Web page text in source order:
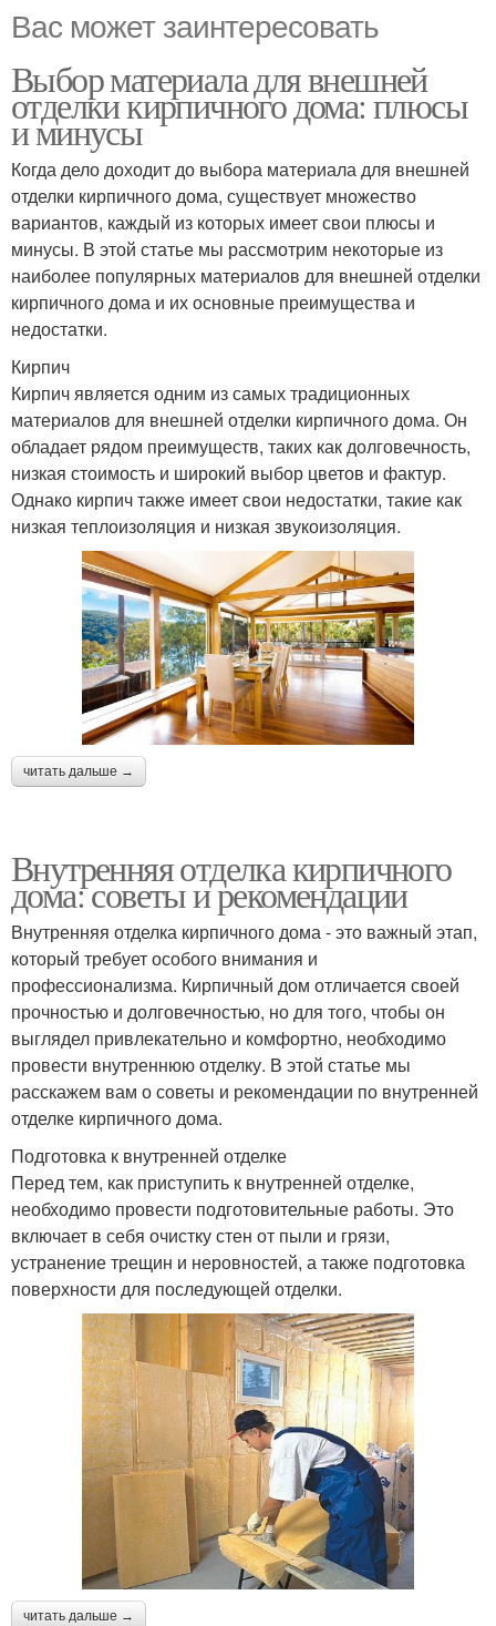
Вас может заинтересовать
Выбор материала для внешней
отделки кирпичного дома: плюсы
и минусы
Когда дело доходит до выбора материала для внешней
отделки кирпичного дома, существует множество
вариантов, каждый из которых имеет свои плюсы и
минусы. В этой статье мы рассмотрим некоторые из
наиболее популярных материалов для внешней отделки
кирпичного дома и их основные преимущества и
недостатки.
Кирпич
Кирпич является одним из самых традиционных
материалов для внешней отделки кирпичного дома. Он
обладает рядом преимуществ, таких как долговечность,
низкая стоимость и широкий выбор цветов и фактур.
Однако кирпич также имеет свои недостатки, такие как
низкая теплоизоляция и низкая звукоизоляция.
читать дальше →
Внутренняя отделка кирпичного
дома: советы и рекомендации
Внутренняя отделка кирпичного дома - это важный этап,
который требует особого внимания и
профессионализма. Кирпичный дом отличается своей
прочностью и долговечностью, но для того, чтобы он
выглядел привлекательно и комфортно, необходимо
провести внутреннюю отделку. В этой статье мы
расскажем вам о советы и рекомендации по внутренней
отделке кирпичного дома.
Подготовка к внутренней отделке
Перед тем, как приступить к внутренней отделке,
необходимо провести подготовительные работы. Это
включает в себя очистку стен от пыли и грязи,
устранение трещин и неровностей, а также подготовка
поверхности для последующей отделки.
читать дальше →